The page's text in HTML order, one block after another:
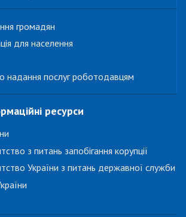
громадян
для населення
надання послуг роботодавцям
ресурси
з питань запобігання корупції
України з питань державної служби